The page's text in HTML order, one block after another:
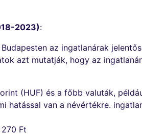
2023):
az ingatlanárak
azt mutatják, hogy az
(HUF) és a főbb valuták,
hatással van a névértékre.
Ft